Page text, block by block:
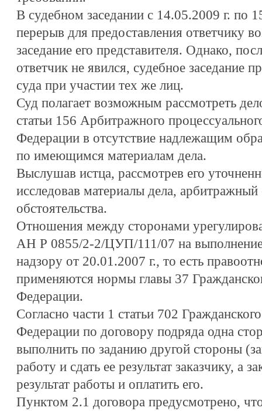
В судебном заседании с 14.05.2009 г. по
перерыв для предоставления ответчику
заседание его представителя. Однако,
ответчик не явился, судебное заседание
суда при участии тех же лиц.
Суд полагает возможным рассмотреть
статьи 156 Арбитражного
Федерации в отсутствие надлежащим
по имеющимся материалам дела.
Выслушав истца, рассмотрев его
исследовав материалы дела,
обстоятельства.
Отношения между сторонами
АН Р 0855/2-2/ЦУП/111/07 на выполнение
надзору от 20.01.2007 г., то есть
применяются нормы главы 37
Федерации.
Согласно части 1 статьи 702
Федерации по договору подряда одна
выполнить по заданию другой стороны
работу и сдать ее результат заказчику, а
результат работы и оплатить его.
Пунктом 2.1 договора предусмотрено,